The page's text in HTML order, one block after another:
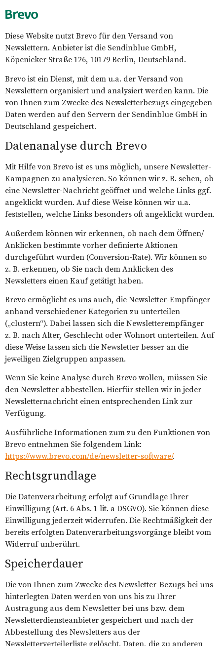
Brevo
Diese Website nutzt Brevo für den Versand von
Newslettern. Anbieter ist die Sendinblue GmbH,
Köpenicker Straße 126, 10179 Berlin, Deutschland.
Brevo ist ein Dienst, mit dem u.a. der Versand von
Newslettern organisiert und analysiert werden kann. Die
von Ihnen zum Zwecke des Newsletterbezugs eingegeben
Daten werden auf den Servern der Sendinblue GmbH in
Deutschland gespeichert.
Datenanalyse durch Brevo
Mit Hilfe von Brevo ist es uns möglich, unsere Newsletter-
Kampagnen zu analysieren. So können wir z. B. sehen, ob
eine Newsletter-Nachricht geöffnet und welche Links ggf.
angeklickt wurden. Auf diese Weise können wir u.a.
feststellen, welche Links besonders oft angeklickt wurden.
Außerdem können wir erkennen, ob nach dem Öffnen/
Anklicken bestimmte vorher definierte Aktionen
durchgeführt wurden (Conversion-Rate). Wir können so
z. B. erkennen, ob Sie nach dem Anklicken des
Newsletters einen Kauf getätigt haben.
Brevo ermöglicht es uns auch, die Newsletter-Empfänger
anhand verschiedener Kategorien zu unterteilen
(„clustern“). Dabei lassen sich die Newsletterempfänger
z. B. nach Alter, Geschlecht oder Wohnort unterteilen. Auf
diese Weise lassen sich die Newsletter besser an die
jeweiligen Zielgruppen anpassen.
Wenn Sie keine Analyse durch Brevo wollen, müssen Sie
den Newsletter abbestellen. Hierfür stellen wir in jeder
Newsletternachricht einen entsprechenden Link zur
Verfügung.
Ausführliche Informationen zum zu den Funktionen von
Brevo entnehmen Sie folgendem Link:
https://www.brevo.com/de/newsletter-software/.
Rechtsgrundlage
Die Datenverarbeitung erfolgt auf Grundlage Ihrer
Einwilligung (Art. 6 Abs. 1 lit. a DSGVO). Sie können diese
Einwilligung jederzeit widerrufen. Die Rechtmäßigkeit der
bereits erfolgten Datenverarbeitungsvorgänge bleibt vom
Widerruf unberührt.
Speicherdauer
Die von Ihnen zum Zwecke des Newsletter-Bezugs bei uns
hinterlegten Daten werden von uns bis zu Ihrer
Austragung aus dem Newsletter bei uns bzw. dem
Newsletterdiensteanbieter gespeichert und nach der
Abbestellung des Newsletters aus der
Newsletterverteilerliste gelöscht. Daten, die zu anderen